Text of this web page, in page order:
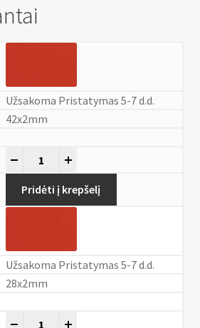
Užsakoma Pristatymas 5-7 d.d.
42x2mm
Pridėti į krepšelį
Užsakoma Pristatymas 5-7 d.d.
28x2mm